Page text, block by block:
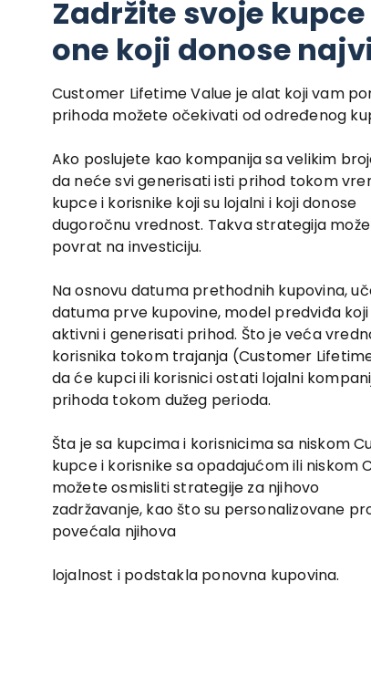
Zadržite svoje
one koji donose
Customer Lifetime Value je alat koji vam
prihoda možete očekivati od određenog
Ako poslujete kao kompanija sa velikim
da neće svi generisati isti prihod tokom
kupce i korisnike koji su lojalni i koji donose
dugoročnu vrednost. Takva strategija
povrat na investiciju.
Na osnovu datuma prethodnih kupovina,
datuma prve kupovine, model predviđa
aktivni i generisati prihod. Što je veća
korisnika tokom trajanja (Customer
da će kupci ili korisnici ostati lojalni
prihoda tokom dužeg perioda.
Šta je sa kupcima i korisnicima sa niskom
kupce i korisnike sa opadajućom ili niskom
možete osmisliti strategije za njihovo
zadržavanje, kao što su personalizovane
povećala njihova
lojalnost i podstakla ponovna kupovina.